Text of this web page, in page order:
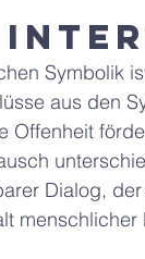
Symbolik
aus den
Offenheit
Dialog,